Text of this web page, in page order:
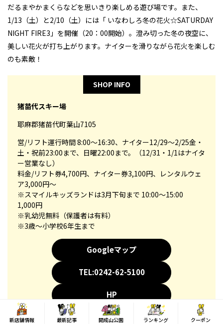
新店舗情報 最新記事 開成山公園 ランキング クーポン
だるまやかまくらなどを思いきり楽しめる遊び場です。また、
1/13（土）と2/10（土）には「 いなわしろ冬の花火☆SATURDAY
NIGHT FIRE3」を開催（20：00開始）。澄み切った冬の夜空に、
美しい花火が打ち上がります。ナイターを滑りながら花火を楽しむ
のも素敵！
SHOP INFO
猪苗代スキー場
耶麻郡猪苗代町葉山7105
営/リフト運行時間 8:00～16:30、ナイター12/29～2/25金・
土・祝前23:00まで、日曜22:00まで。（12/31・1/1はナイタ
ー営業なし）
料金/リフト券4,700円、ナイター券3,100円、レンタルウェ
ア3,000円～
※スマイルキッズランドは3月下旬まで 10:00～15:00
1,000円
※乳幼児無料（保護者は有料）
※3歳～小学校6年生まで
Googleマップ
TEL:0242-62-5100
HP